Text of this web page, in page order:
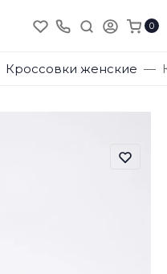
0
Кроссовки женские